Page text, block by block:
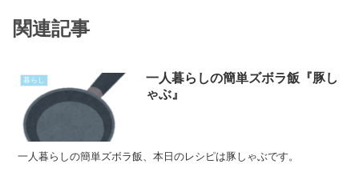
関連記事
暮らし
一人暮らしの簡単ズボラ飯『豚し
ゃぶ』
一人暮らしの簡単ズボラ飯、本日のレシピは豚しゃぶです。